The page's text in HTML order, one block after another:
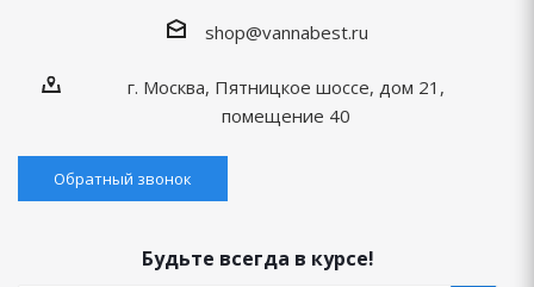
shop@vannabest.ru
г. Москва, Пятницкое шоссе, дом 21,
помещение 40
Обратный звонок
Будьте всегда в курсе!